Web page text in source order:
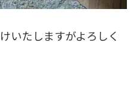
いたしますがよろしく